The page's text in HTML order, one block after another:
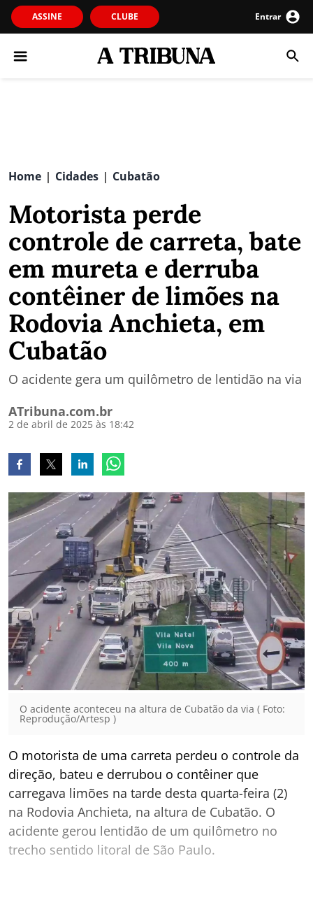
ASSINE CLUBE Entrar
Home | Cidades | Cubatão
Motorista perde
controle de carreta, bate
em mureta e derruba
contêiner de limões na
Rodovia Anchieta, em
Cubatão
O acidente gera um quilômetro de lentidão na via
ATribuna.com.br
2 de abril de 2025 às 18:42
O acidente aconteceu na altura de Cubatão da via ( Foto:
Reprodução/Artesp )
O motorista de uma carreta perdeu o controle da
direção, bateu e derrubou o contêiner que
carregava limões na tarde desta quarta-feira (2)
na Rodovia Anchieta, na altura de Cubatão. O
acidente gerou lentidão de um quilômetro no
trecho sentido litoral de São Paulo.